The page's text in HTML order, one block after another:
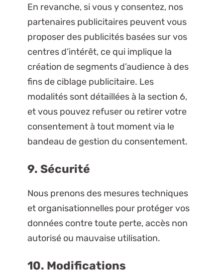
En revanche, si vous y consentez, nos
partenaires publicitaires peuvent vous
proposer des publicités basées sur vos
centres d’intérêt, ce qui implique la
création de segments d’audience à des
fins de ciblage publicitaire. Les
modalités sont détaillées à la section 6,
et vous pouvez refuser ou retirer votre
consentement à tout moment via le
bandeau de gestion du consentement.
9. Sécurité
Nous prenons des mesures techniques
et organisationnelles pour protéger vos
données contre toute perte, accès non
autorisé ou mauvaise utilisation.
10. Modifications